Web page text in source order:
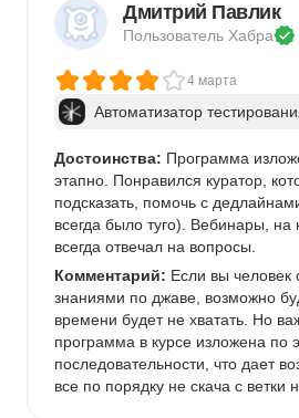
Дмитрий Павлик
Пользователь Хабра
4 марта
Автоматизатор
Достоинства: Программа
этапно. Понравился куратор,
подсказать, помочь с
всегда было туго). Вебинары, на
всегда отвечал на вопросы.
Комментарий: Если вы человек
знаниями по джаве, возможно
времени будет не хватать. Но
программа в курсе изложена по
последовательности, что дает
все по порядку не скача с ветки